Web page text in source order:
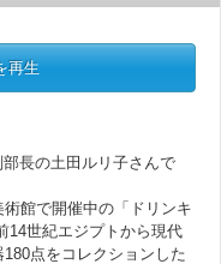
再生
長の土田ルリ子さんで
館で開催中の「ドリンキ
14世紀エジプトから現代
点をコレクションした